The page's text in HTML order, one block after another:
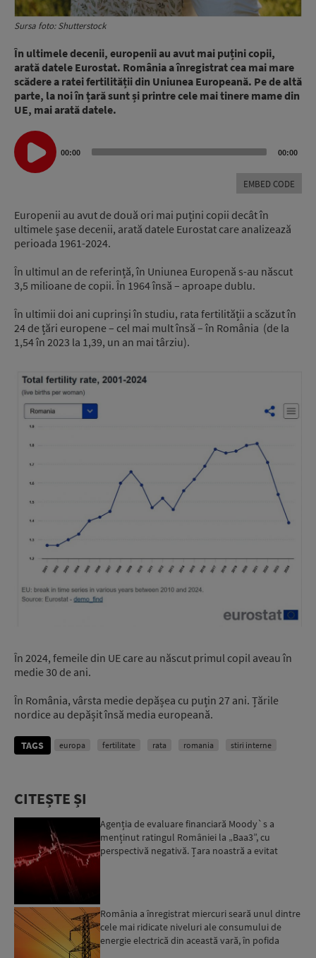
Sursa foto: Shutterstock
În ultimele decenii, europenii au avut mai puțini copii,
arată datele Eurostat. România a înregistrat cea mai mare
scădere a ratei fertilității din Uniunea Europeană. Pe de altă
parte, la noi în țară sunt și printre cele mai tinere mame din
UE, mai arată datele.
Audio
Player
00:00 00:00
EMBED CODE
Europenii au avut de două ori mai puțini copii decât în
ultimele șase decenii, arată datele Eurostat care analizează
perioada 1961-2024.
În ultimul an de referință, în Uniunea Europenă s-au născut
3,5 milioane de copii. În 1964 însă – aproape dublu.
În ultimii doi ani cuprinși în studiu, rata fertilității a scăzut în
24 de țări europene – cel mai mult însă – în România (de la
1,54 în 2023 la 1,39, un an mai târziu).
În 2024, femeile din UE care au născut primul copil aveau în
medie 30 de ani.
În România, vârsta medie depășea cu puțin 27 ani. Țările
nordice au depășit însă media europeană.
TAGS europa fertilitate rata romania stiri interne
CITEȘTE ȘI
Agenția de evaluare financiară Moody`s a
menținut ratingul României la „Baa3”, cu
perspectivă negativă. Țara noastră a evitat
România a înregistrat miercuri seară unul dintre
cele mai ridicate niveluri ale consumului de
energie electrică din această vară, în pofida